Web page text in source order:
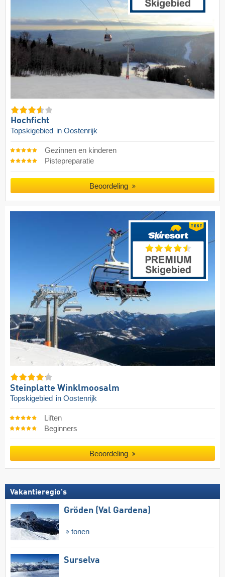
Hochficht
Topskigebied in Oostenrijk
Gezinnen en kinderen
Pistepreparatie
Beoordeling
Steinplatte Winklmoosalm
Topskigebied in Oostenrijk
Liften
Beginners
Beoordeling
Vakantieregio's
Gröden (Val Gardena)
tonen
Surselva